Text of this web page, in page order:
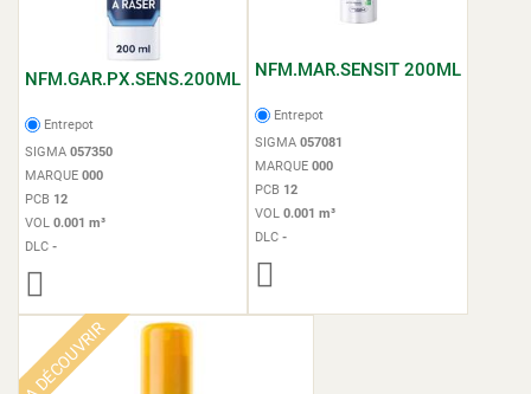
NFM.GAR.PX.SENS.200ML
Entrepot
SIGMA 057350
MARQUE 000
PCB 12
VOL 0.001 m³
DLC -
NFM.MAR.SENSIT 200ML
Entrepot
SIGMA 057081
MARQUE 000
PCB 12
VOL 0.001 m³
DLC -
A DÉCOUVRIR